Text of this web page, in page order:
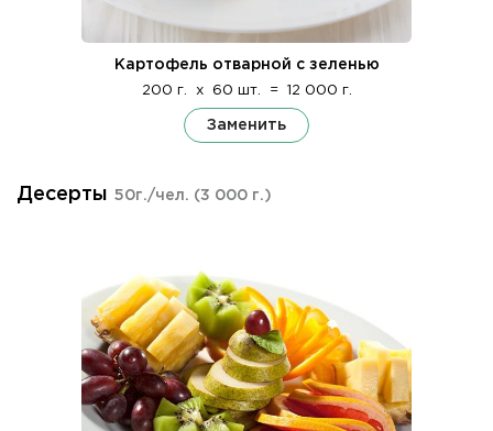
Картофель отварной с зеленью
200 г. x 60 шт. = 12 000 г.
Заменить
Десерты 50г./чел. (3 000 г.)